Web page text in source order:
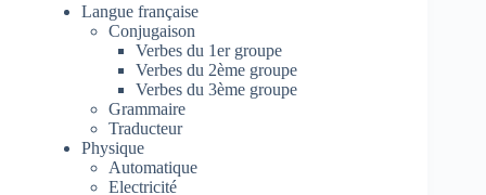
Langue française
Conjugaison
Verbes du 1er groupe
Verbes du 2ème groupe
Verbes du 3ème groupe
Grammaire
Traducteur
Physique
Automatique
Electricité